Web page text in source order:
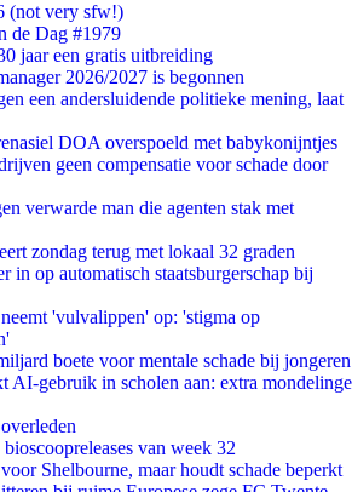
(not very sfw!)
de Dag #1979
jaar een gratis uitbreiding
2026/2027 is begonnen
een andersluidende politieke mening, laat
DOA overspoeld met babykonijntjes
geen compensatie voor schade door
verwarde man die agenten stak met
zondag terug met lokaal 32 graden
in op automatisch staatsburgerschap bij
'vulvalippen' op: 'stigma op
boete voor mentale schade bij jongeren
AI-gebruik in scholen aan: extra mondelinge
van week 32
Shelbourne, maar houdt schade beperkt